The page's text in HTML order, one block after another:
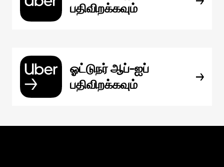
பதிவிறக்கவும்
ஓட்டுநர் ஆப்-ஐப்
பதிவிறக்கவும்